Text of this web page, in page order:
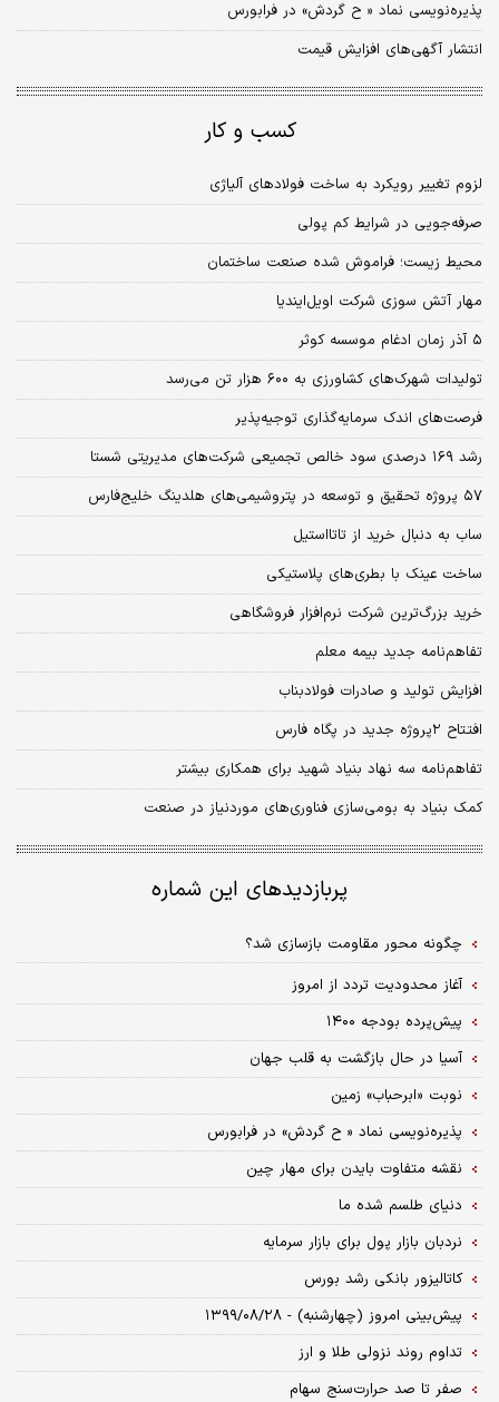
پذیره‌نویسی نماد « ح گردش» در فرابورس
انتشار آگهی‌های افزایش قیمت
کسب و کار
لزوم تغییر رویکرد به ساخت فولادهای آلیاژی
صرفه‌جویی در شرایط کم پولی
محیط زیست؛ فراموش شده صنعت ساختمان
مهار آتش سوزی شرکت اویل‌ایندیا
۵ آذر زمان ادغام موسسه کوثر
تولیدات شهرک‌های کشاورزی به ۶۰۰ هزار تن می‌رسد
فرصت‌های اندک سرمایه‌گذاری توجیه‌پذیر
رشد ۱۶۹ درصدی سود خالص تجمیعی شرکت‎‌های مدیریتی شستا
۵۷ پروژه تحقیق و توسعه در پتروشیمی‌های هلدینگ خلیج‌فارس
ساب به دنبال خرید از تاتا‌استیل
ساخت عینک با بطری‌های پلاستیکی
خرید بزرگ‌ترین شرکت نرم‌افزار فروشگاهی
تفاهم‌نامه جدید بیمه معلم
افزایش تولید و صادرات فولادبناب
افتتاح ۲پروژه جدید در پگاه فارس
تفاهم‌نامه‌ سه نهاد بنیاد شهید برای همکاری بیشتر
کمک بنیاد به بومی‌سازی فناوری‌های موردنیاز در صنعت
پربازدیدهای این شماره
چگونه محور مقاومت بازسازی شد؟
آغاز محدودیت تردد از امروز
پیش‌پرده بودجه ۱۴۰۰
آسیا در حال بازگشت به قلب جهان
نوبت «ابرحباب» زمین
پذیره‌نویسی نماد « ح گردش» در فرابورس
نقشه متفاوت بایدن برای مهار چین
دنیای طلسم شده ما
نردبان بازار پول برای بازار سرمایه
کاتالیزور بانکی رشد بورس
پیش‌بینی امروز (چهارشنبه) - ۱۳۹۹/۰۸/۲۸
تداوم روند نزولی طلا و ارز
صفر تا صد حرارت‌سنج سهام